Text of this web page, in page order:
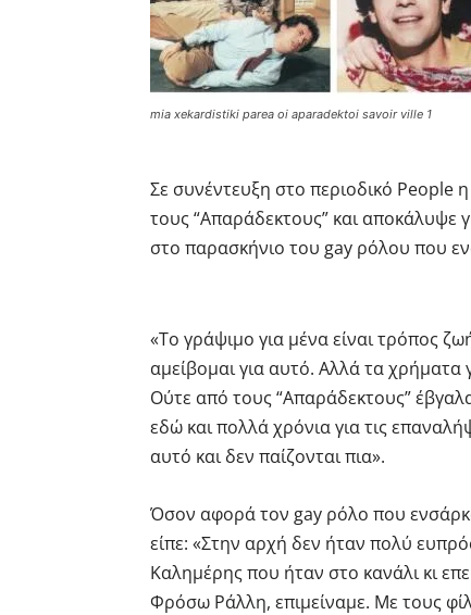
mia xekardistiki parea oi aparadektoi savoir ville 1
Σε συνέντευξη στο περιοδικό People η
τους “Απαράδεκτους” και αποκάλυψε
στο παρασκήνιο του gay ρόλου που
«Το γράψιμο για μένα είναι τρόπος
αμείβομαι για αυτό. Αλλά τα χρήματα
Ούτε από τους “Απαράδεκτους”
εδώ και πολλά χρόνια για τις
αυτό και δεν παίζονται πια».
Όσον αφορά τον gay ρόλο που
είπε: «Στην αρχή δεν ήταν πολύ
Καλημέρης που ήταν στο κανάλι κι
Φρόσω Ράλλη, επιμείναμε. Με τους